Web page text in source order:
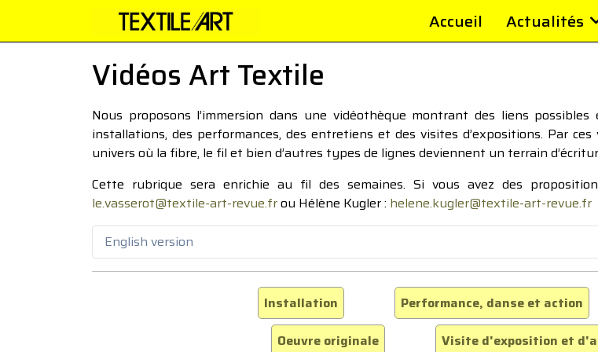
Accueil Actualités
Vidéos Art Textile
Nous proposons l’immersion dans une vidéothèque montrant des liens
installations, des performances, des entretiens et des visites d’expositions. Par
univers où la fibre, le fil et bien d’autres types de lignes deviennent un terrain
Cette rubrique sera enrichie au fil des semaines. Si vous avez des
le.vasserot@textile-art-revue.frou Hélène Kugler : helene.kugler@textile-art-revue.fr
English version
Installation Performance, danse et action
Oeuvre originale
Visite d'exposition et